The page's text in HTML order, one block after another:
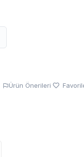
Ürün Önerileri